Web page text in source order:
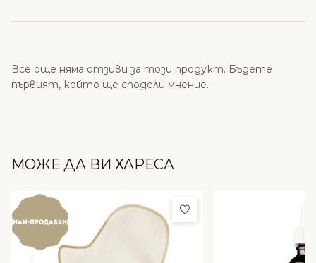
Все още няма отзиви за този продукт. Бъдете
първият, който ще сподели мнение.
МОЖЕ ДА ВИ ХАРЕСА
Добави в любими